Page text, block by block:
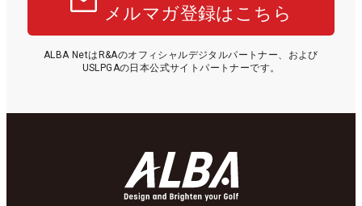
メルマガ登録はこちら
ALBA NetはR&Aのオフィシャルデジタルパートナー、および
USLPGAの日本公式サイトパートナーです。